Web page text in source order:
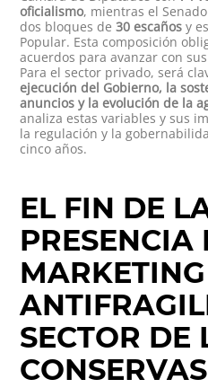
oficialismo, mientras el
dos bloques de30 escaños y
Popular. Esta composición
acuerdos para avanzar con
Para el sector privado, será
ejecución del Gobierno, la
anuncios y la evolución de la
analiza estas variables y sus
la regulación y la
cinco años.
EL FIN DE
PRESENCIA
SECTOR DE
CONSERVAS